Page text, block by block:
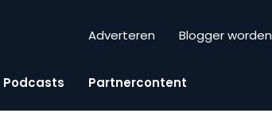
Adverteren Blogger worden
Podcasts Partnercontent